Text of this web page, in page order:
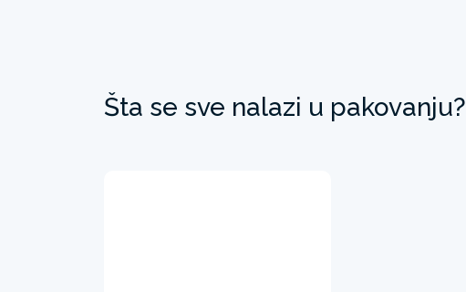
Šta se sve nalazi u pakovanju?